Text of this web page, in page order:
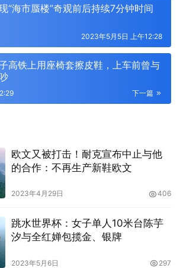
“海市蜃楼”奇观前后持续7分钟时间
2023年5月5日 上午12:28
高铁上用座椅套擦皮鞋，上车前曾与
下一篇
欧文又被打击！耐克宣布中止与他
的合作：不再生产新鞋欧文
2023年4月29日 406
跳水世界杯：女子单人10米台陈芋
汐与全红婵包揽金、银牌
2023年5月6日 297